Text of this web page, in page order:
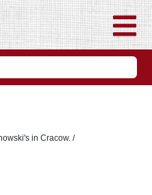
in Cracow. /